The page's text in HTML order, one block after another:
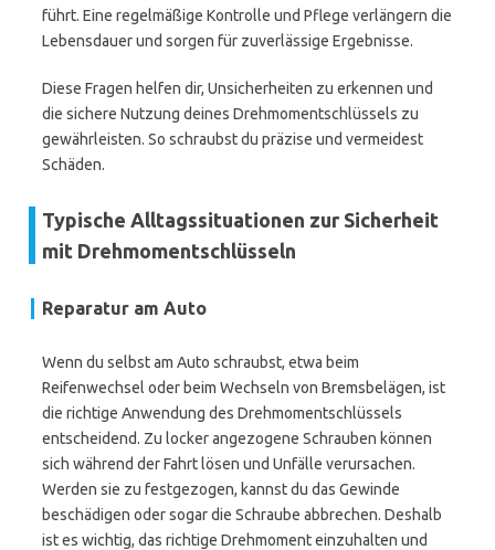
führt. Eine regelmäßige Kontrolle und Pflege verlängern die
Lebensdauer und sorgen für zuverlässige Ergebnisse.
Diese Fragen helfen dir, Unsicherheiten zu erkennen und
die sichere Nutzung deines Drehmomentschlüssels zu
gewährleisten. So schraubst du präzise und vermeidest
Schäden.
Typische Alltagssituationen zur Sicherheit
mit Drehmomentschlüsseln
Reparatur am Auto
Wenn du selbst am Auto schraubst, etwa beim
Reifenwechsel oder beim Wechseln von Bremsbelägen, ist
die richtige Anwendung des Drehmomentschlüssels
entscheidend. Zu locker angezogene Schrauben können
sich während der Fahrt lösen und Unfälle verursachen.
Werden sie zu festgezogen, kannst du das Gewinde
beschädigen oder sogar die Schraube abbrechen. Deshalb
ist es wichtig, das richtige Drehmoment einzuhalten und